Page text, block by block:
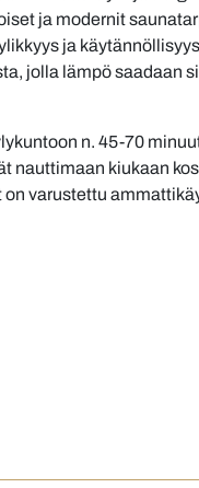
ja modernit
ja
jolla lämpö saadaan
n. 45-70
nauttimaan kiukaan
varustettu